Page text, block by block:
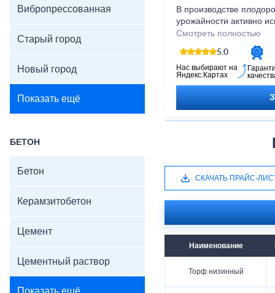
Вибропрессованная
Старый город
Новый город
Показать ещё
БЕТОН
Бетон
Керамзитобетон
Цемент
Цементный раствор
В производстве
урожайности активно
содержат множество
веществ, которые
растений.
Смотреть полностью
5.0
Нас выбирают на
Яндекс.Картах
СКАЧАТЬ ПРАЙС-
Наименование
Торф низинный